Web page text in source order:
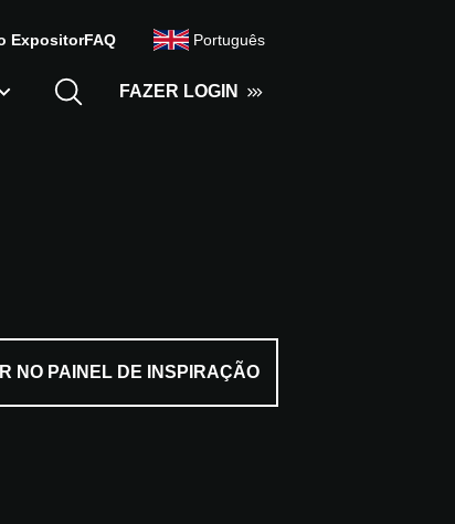
FAZER LOGIN
ExpositorFAQ Português
NO PAINEL DE INSPIRAÇÃO